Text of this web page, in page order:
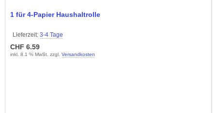
1 für 4-Papier Haushaltrolle
Lieferzeit: 3-4 Tage
CHF 6.59
inkl. 8.1 % MwSt. zzgl. Versandkosten